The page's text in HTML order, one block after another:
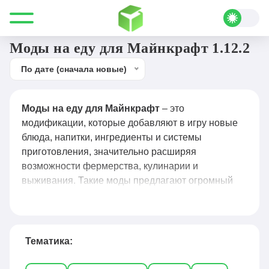
Все для Minecraft Еда
Моды на еду для Майнкрафт 1.12.2
По дате (сначала новые)
Моды на еду для Майнкрафт – это
модификации, которые добавляют в игру новые
блюда, напитки, ингредиенты и системы
приготовления, значительно расширяя
возможности фермерства, кулинарии и
выживания. Такие моды предлагают огромный
рациона, эффекты от разных продуктов и даже
решения, такие как Farmer’s Delight, Pam’s
Тематика: